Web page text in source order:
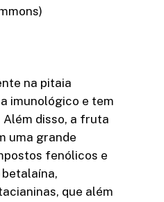
na pitaia
imunológico e tem
disso, a fruta
uma grande
fenólicos e
que além